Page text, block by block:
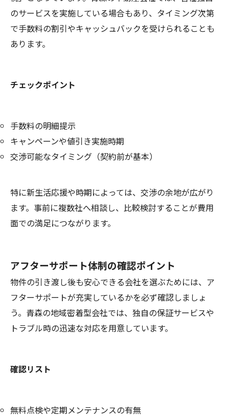
のサービスを実施している場合もあり、タイミング次第
で手数料の割引やキャッシュバックを受けられることも
あります。
チェックポイント
手数料の明細提示
キャンペーンや値引き実施時期
交渉可能なタイミング（契約前が基本）
特に新生活応援や時期によっては、交渉の余地が広がり
ます。事前に複数社へ相談し、比較検討することが費用
面での満足につながります。
アフターサポート体制の確認ポイント
物件の引き渡し後も安心できる会社を選ぶためには、ア
フターサポートが充実しているかを必ず確認しましょ
う。青森の地域密着型会社では、独自の保証サービスや
トラブル時の迅速な対応を用意しています。
確認リスト
無料点検や定期メンテナンスの有無